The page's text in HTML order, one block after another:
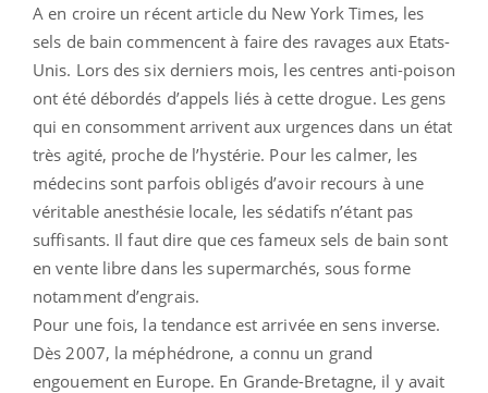
A en croire un récent article du New York Times, les
sels de bain commencent à faire des ravages aux Etats-
Unis. Lors des six derniers mois, les centres anti-poison
ont été débordés d’appels liés à cette drogue. Les gens
qui en consomment arrivent aux urgences dans un état
très agité, proche de l’hystérie. Pour les calmer, les
médecins sont parfois obligés d’avoir recours à une
véritable anesthésie locale, les sédatifs n’étant pas
suffisants. Il faut dire que ces fameux sels de bain sont
en vente libre dans les supermarchés, sous forme
notamment d’engrais.
Pour une fois, la tendance est arrivée en sens inverse.
Dès 2007, la méphédrone, a connu un grand
engouement en Europe. En Grande-Bretagne, il y avait